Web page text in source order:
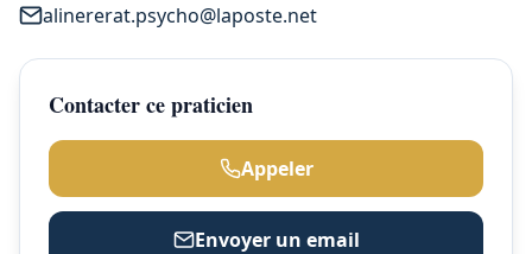
alinererat.psycho@laposte.net
Contacter ce praticien
Appeler
Envoyer un email